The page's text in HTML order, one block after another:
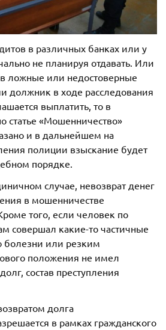
в различных банках или у
не планируя отдавать. Или
ложные или недостоверные
должник в ходе расследования
выплатить, то в
статье «Мошенничество»
и в дальнейшем на
полиции взыскание будет
порядке.
случае, невозврат денег
в мошенничестве
того, если человек по
совершал какие-то частичные
болезни или резким
положения не имел
состав преступления
долга
в рамках гражданского